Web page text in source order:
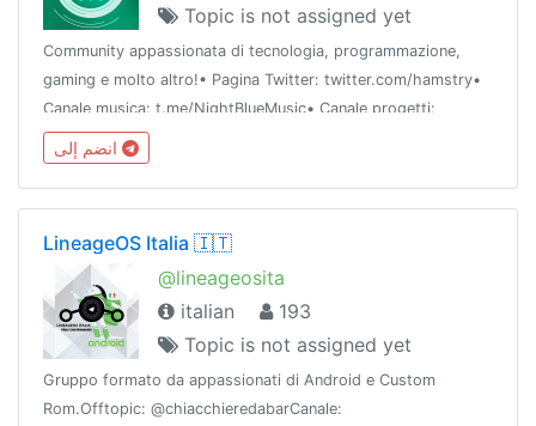
Topic is not assigned yet
Community appassionata di tecnologia, programmazione,
gaming e molto altro!• Pagina Twitter: twitter.com/hamstry•
Canale musica: t.me/NightBlueMusic• Canale progetti:
t.me/Cylagram
LineageOS Italia 🇮🇹
@lineageosita
italian
193
Topic is not assigned yet
Gruppo formato da appassionati di Android e Custom
Rom.Offtopic: @chiacchieredabarCanale: